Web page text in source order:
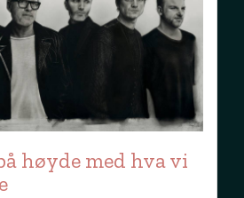
høyde med hva vi